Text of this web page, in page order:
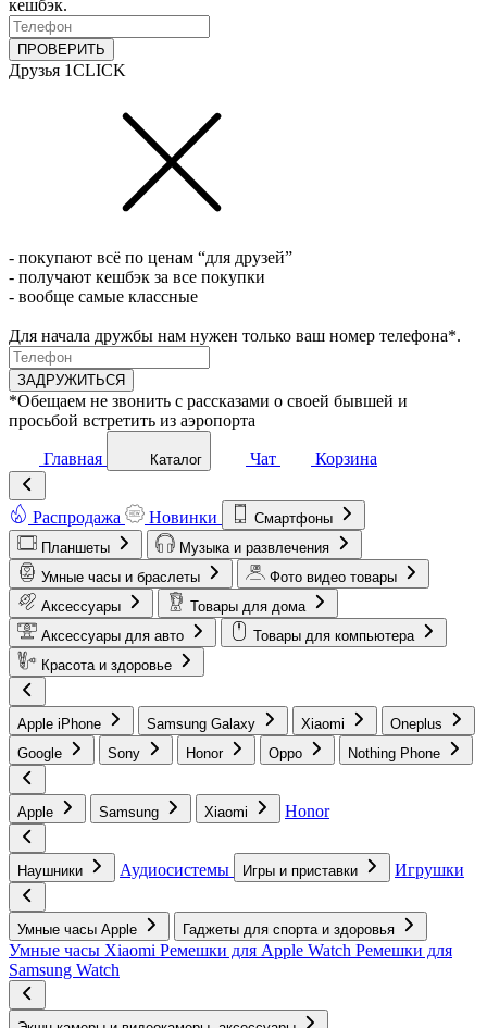
кешбэк.
ПРОВЕРИТЬ
Друзья 1CLICK
- покупают всё по ценам “для друзей”
- получают кешбэк за все покупки
- вообще самые классные
Для начала дружбы нам нужен только ваш номер телефона*.
ЗАДРУЖИТЬСЯ
*Обещаем не звонить с рассказами о своей бывшей и
просьбой встретить из аэропорта
Главная Каталог Чат Корзина
Распродажа Новинки
Смартфоны
Планшеты
Музыка и развлечения
Умные часы и браслеты
Фото видео товары
Аксессуары
Товары для дома
Аксессуары для авто
Товары для компьютера
Красота и здоровье
Apple iPhone Samsung Galaxy Xiaomi
Oneplus
Google
Sony Honor Oppo Nothing Phone
Apple Samsung Xiaomi Honor
Наушники Аудиосистемы Игры и приставки Игрушки
Умные часы Apple Гаджеты для спорта и здоровья
Умные часы Xiaomi Ремешки для Apple Watch Ремешки для
Samsung Watch